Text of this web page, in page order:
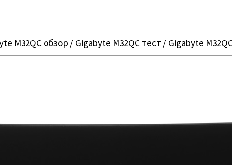
M32QC обзор / Gigabyte M32QC тест / Gigabyte